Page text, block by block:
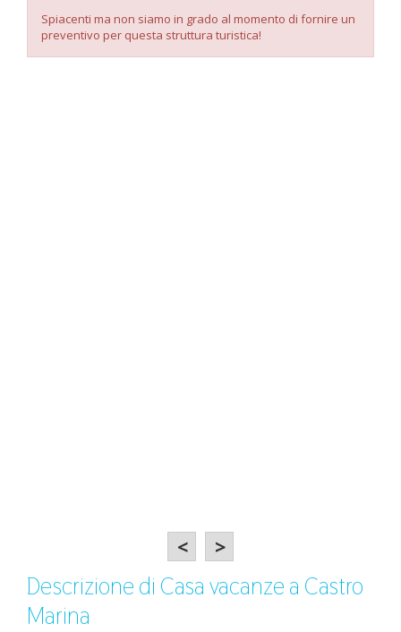
Spiacenti ma non siamo in grado al momento di fornire un
preventivo per questa struttura turistica!
< >
Descrizione di Casa vacanze a Castro
Marina